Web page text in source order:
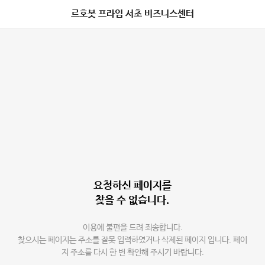
르호봇 프라임 서초 비즈니스센터
요청하신 페이지를
찾을 수 없습니다.
이용에 불편을 드려 죄송합니다.
찾으시는 페이지는 주소를 잘못 입력하였거나 삭제된 페이지 입니다. 페이
지 주소를 다시 한 번 확인해 주시기 바랍니다.